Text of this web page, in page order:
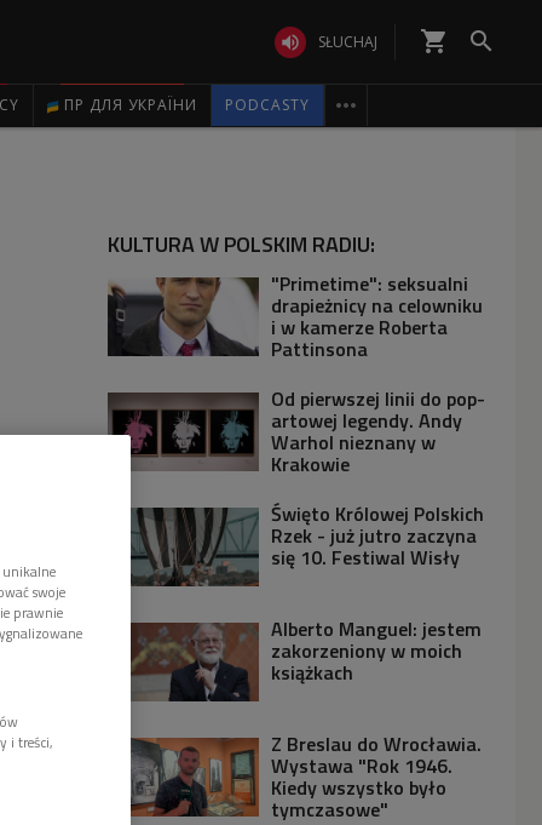
 SŁUCHAJ shopping_cart 
ПР ДЛЯ УКРАЇНИ PODCASTY 
KULTURA W POLSKIM RADIU:
"Primetime": seksualni
drapieżnicy na celowniku
i w kamerze Roberta
Pattinsona
Od pierwszej linii do pop-
artowej legendy. Andy
Warhol nieznany w
Krakowie
Święto Królowej Polskich
Rzek - już jutro zaczyna
się 10. Festiwal Wisły
Alberto Manguel: jestem
zakorzeniony w moich
książkach
Z Breslau do Wrocławia.
Wystawa "Rok 1946.
Kiedy wszystko było
tymczasowe"
swoje
prawnie
i treści,